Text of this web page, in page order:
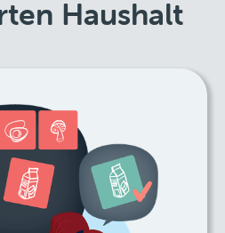
Haushalt